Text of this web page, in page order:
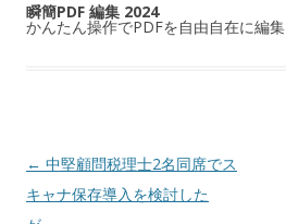
瞬簡PDF 編集 2024
かんたん操作でPDFを自由自在に編集
投稿ナビゲーション
← 中堅顧問税理士2名同席でス
キャナ保存導入を検討した